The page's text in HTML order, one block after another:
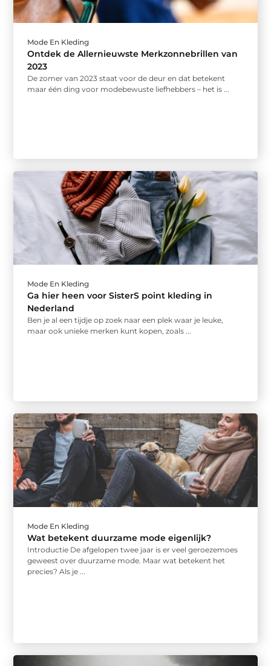
Mode En Kleding
Ontdek de Allernieuwste Merkzonnebrillen van
2023
De zomer van 2023 staat voor de deur en dat betekent
maar één ding voor modebewuste liefhebbers – het is ...
Mode En Kleding
Ga hier heen voor SisterS point kleding in
Nederland
Ben je al een tijdje op zoek naar een plek waar je leuke,
maar ook unieke merken kunt kopen, zoals ...
Mode En Kleding
Wat betekent duurzame mode eigenlijk?
Introductie De afgelopen twee jaar is er veel geroezemoes
geweest over duurzame mode. Maar wat betekent het
precies? Als je ...